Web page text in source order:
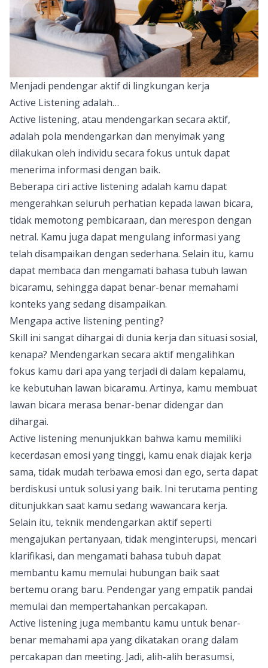
Menjadi pendengar aktif di lingkungan kerja
Active Listening adalah…
Active listening, atau mendengarkan secara aktif,
adalah pola mendengarkan dan menyimak yang
dilakukan oleh individu secara fokus untuk dapat
menerima informasi dengan baik.
Beberapa ciri active listening adalah kamu dapat
mengerahkan seluruh perhatian kepada lawan bicara,
tidak memotong pembicaraan, dan merespon dengan
netral. Kamu juga dapat mengulang informasi yang
telah disampaikan dengan sederhana. Selain itu, kamu
dapat membaca dan mengamati bahasa tubuh lawan
bicaramu, sehingga dapat benar-benar memahami
konteks yang sedang disampaikan.
Mengapa active listening penting?
Skill ini sangat dihargai di dunia kerja dan situasi sosial,
kenapa? Mendengarkan secara aktif mengalihkan
fokus kamu dari apa yang terjadi di dalam kepalamu,
ke kebutuhan lawan bicaramu. Artinya, kamu membuat
lawan bicara merasa benar-benar didengar dan
dihargai.
Active listening menunjukkan bahwa kamu memiliki
kecerdasan emosi yang tinggi, kamu enak diajak kerja
sama, tidak mudah terbawa emosi dan ego, serta dapat
berdiskusi untuk solusi yang baik. Ini terutama penting
ditunjukkan saat kamu sedang wawancara kerja.
Selain itu, teknik mendengarkan aktif seperti
mengajukan pertanyaan, tidak menginterupsi, mencari
klarifikasi, dan mengamati bahasa tubuh dapat
membantu kamu memulai hubungan baik saat
bertemu orang baru. Pendengar yang empatik pandai
memulai dan mempertahankan percakapan.
Active listening juga membantu kamu untuk benar-
benar memahami apa yang dikatakan orang dalam
percakapan dan meeting. Jadi, alih-alih berasumsi,